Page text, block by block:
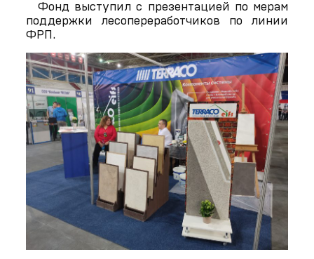
Фонд выступил с презентацией по мерам
поддержки лесопереработчиков по линии
ФРП.